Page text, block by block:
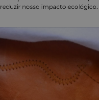
reduzir nosso impacto ecológico.